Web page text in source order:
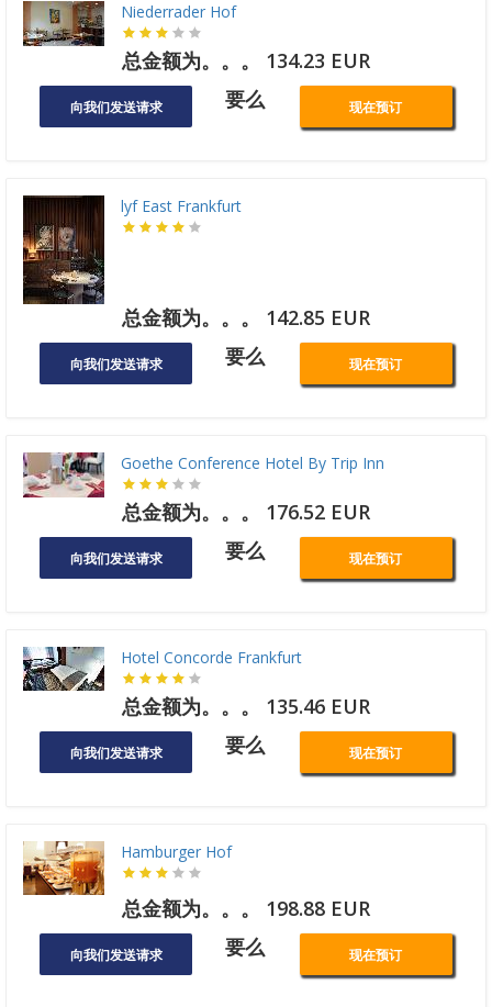
Niederrader Hof
总金额为。。。 134.23 EUR
向我们发送请求 要么 现在预订
lyf East Frankfurt
总金额为。。。 142.85 EUR
向我们发送请求 要么 现在预订
Goethe Conference Hotel By Trip Inn
总金额为。。。 176.52 EUR
向我们发送请求 要么 现在预订
Hotel Concorde Frankfurt
总金额为。。。 135.46 EUR
向我们发送请求 要么 现在预订
Hamburger Hof
总金额为。。。 198.88 EUR
向我们发送请求 要么 现在预订